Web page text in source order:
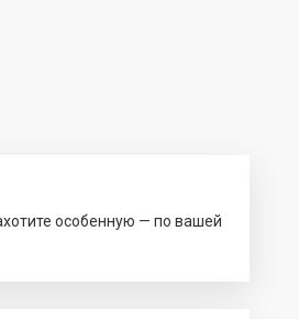
особенную — по вашей